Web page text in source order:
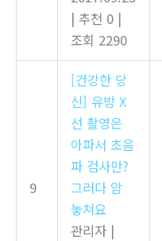
| 추천 0 |
조회 2290
9
[건강한 당
신] 유방 X
선 촬영은
아파서 초음
파 검사만?
그러다 암
놓쳐요
관리자 |